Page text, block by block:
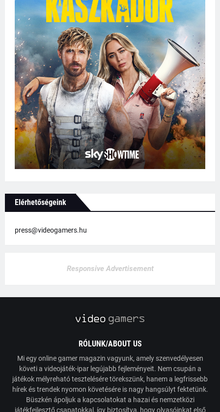
Elérhetőségeink
press@videogamers.hu
Responsive Advertisement
RÓLUNK/ABOUT US
Mi egy online gamer magazin vagyunk, amely szenvedélyesen
követi a videojáték-ipar legújabb fejleményeit. Nem csupán a
játékok mélyreható tesztelésére törekszünk, hanem a legfrissebb
hírek és trendek nyomon követésére is nagy hangsúlyt fektetünk.
Büszkén ápoljuk a kapcsolatokat a hazai és nemzetközi
játékfejlesztő csapatokkal, így biztosítva, hogy olvasóinkat első